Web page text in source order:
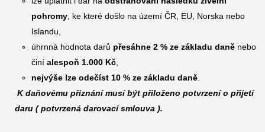
pohromy, ke které došlo na území ČR, EU, Norska nebo
Islandu,
úhrnná hodnota darů přesáhne 2 % ze základu daněnebo
činí alespoň 1.000 Kč,
nejvýše lze odečíst 10 % ze základu daně.
K daňovému přiznání musí být přiloženo potvrzení o přijetí
daru ( potvrzená darovací smlouva ).